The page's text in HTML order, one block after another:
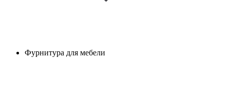
Фурнитура для мебели